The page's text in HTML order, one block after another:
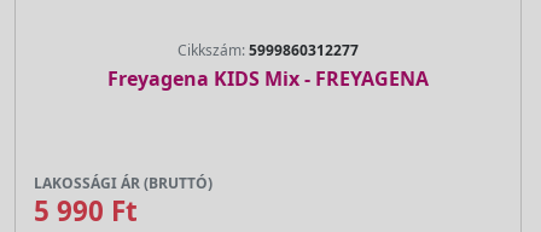
Cikkszám:5999860312277
Freyagena KIDS Mix - FREYAGENA
LAKOSSÁGI ÁR (BRUTTÓ)
5 990 Ft